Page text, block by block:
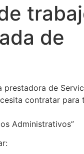
de
prestadora de
contratar para
Administrativos”